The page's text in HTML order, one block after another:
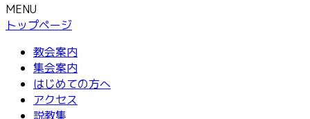
MENU
トップページ
教会案内
集会案内
はじめての方へ
アクセス
説教集